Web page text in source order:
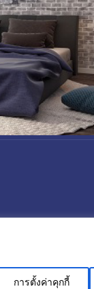
การตั้งค่าคุกกี้